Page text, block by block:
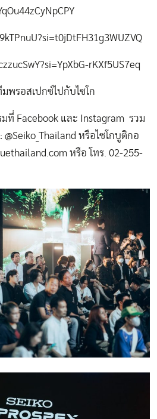
rKXf5US7eq
พรอสเปกซ์ไปกับไซโก
ที่ Facebook และ Instagram รวม
หรือไซโกบูติกอ
หรือ โทร. 02-255-